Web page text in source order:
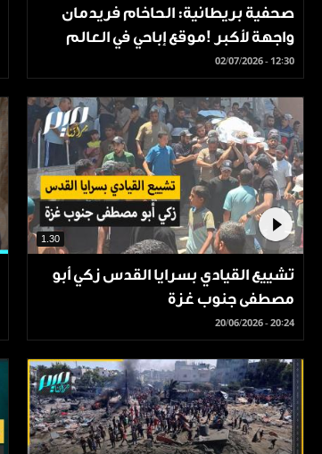
صحفية بريطانية: الحاخام فريدمان
واجهة لأكبر !موقع إباحي في العالم
02/07/2026 - 12:30
1.30
تشييع القيادي بسرايا القدس زكي أبو
مصطفى جنوب غزة
20/06/2026 - 20:24